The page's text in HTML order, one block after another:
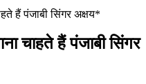
हैं पंजाबी सिंगर अक्षय*
चाहते हैं पंजाबी सिंगर